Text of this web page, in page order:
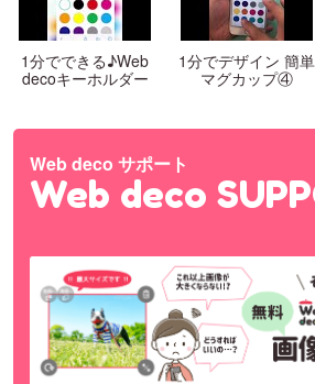
1分でできる♪Web
decoキーホルダー
1分でデザイン 簡単
マグカップ④
Web deco サポート
Web deco